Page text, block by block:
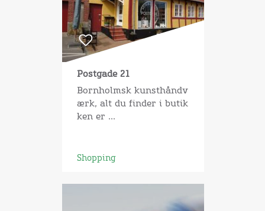
Postgade 21
Bornholmsk kunsthåndv
ærk, alt du finder i butik
ken er ...
Shopping